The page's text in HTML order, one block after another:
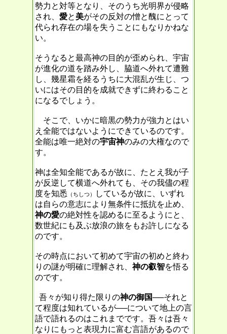
勢力と対等となり、そのうち光明界が侵略
され、 愛と 美がその反対の憎と醜にとって
代られ存在の場を失うことにもなりかねな
い。
そうなると最高神の目的が歪められ、宇宙
が進化の道を踏み外し、脇道へ外れて遭難
し、幾星霜を経るうちに大混乱が生じ、つ
いにはその目的を成就できずに終わること
になるでしょう。
そこで、いかに暗黒の勢力が強力とはい
え全能ではないようにできているのです。
全能は唯一絶対の宇宙神のみの大権なので
す。
神は全知全能であるが故に、たとえ我が子
が反逆して横道へ外れても、その我儘の程
度を知悉 （ちしつ）
しているが故に、いずれ
は自らの意志により無条件に抵抗を止め、
神の愛の絶対性を認めるに至るようにと、
数世紀にも及ぶ放浪の旅をもお許しになる
のです。
その時点において初めて宇宙の初めと終わ
りの謎が明確に理解され、神の叡智を悟る
のです。
吾々が知り得た限りの神の御国──それと
て程度は知れているが──について地上の言
語で語れるのはこれまでです。吾々は吾々
なりにもっと表現力に富む言語があるので